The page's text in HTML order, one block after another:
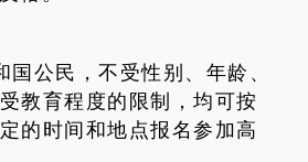
国公民，不受性别、年龄、
教育程度的限制，均可按
的时间和地点报名参加高